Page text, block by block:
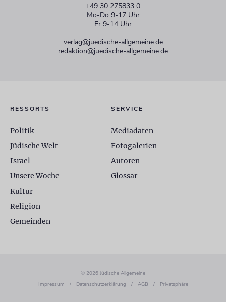
+49 30 275833 0
Mo-Do 9-17 Uhr
Fr 9-14 Uhr
verlag@juedische-allgemeine.de
redaktion@juedische-allgemeine.de
RESSORTS
Politik
Jüdische Welt
Israel
Unsere Woche
Kultur
Religion
Gemeinden
SERVICE
Mediadaten
Fotogalerien
Autoren
Glossar
© 2026 Jüdische Allgemeine
Impressum
/ Datenschutzerklärung / AGB / Privatsphäre